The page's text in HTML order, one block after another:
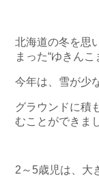
北海道の冬を思
まった“ゆきんこ
今年は、雪が少
グラウンドに積
むことができま
2～5歳児は、大